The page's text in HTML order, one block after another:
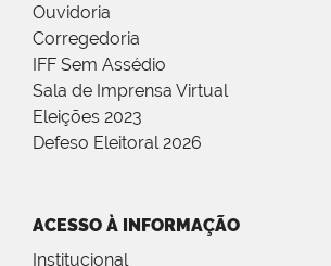
Ouvidoria
Corregedoria
IFF Sem Assédio
Sala de Imprensa Virtual
Eleições 2023
Defeso Eleitoral 2026
ACESSO À INFORMAÇÃO
Institucional